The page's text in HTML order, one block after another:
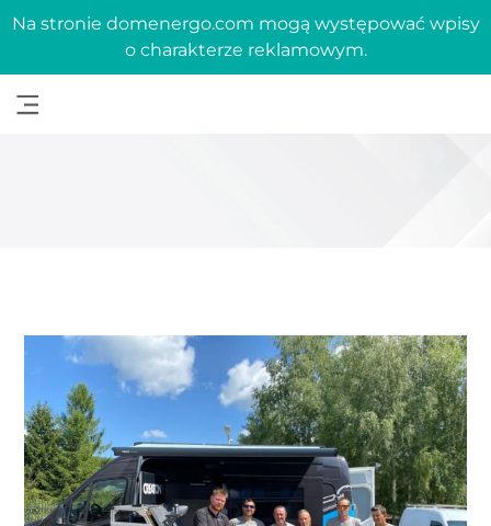
Na stronie domenergo.com mogą występować wpisy
o charakterze reklamowym.